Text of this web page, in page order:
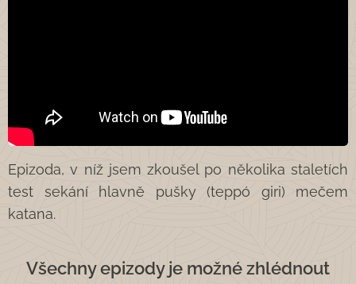
Epizoda, v níž jsem zkoušel po několika staletích
test sekání hlavně pušky (teppó giri) mečem
katana.
Všechny epizody je možné zhlédnout